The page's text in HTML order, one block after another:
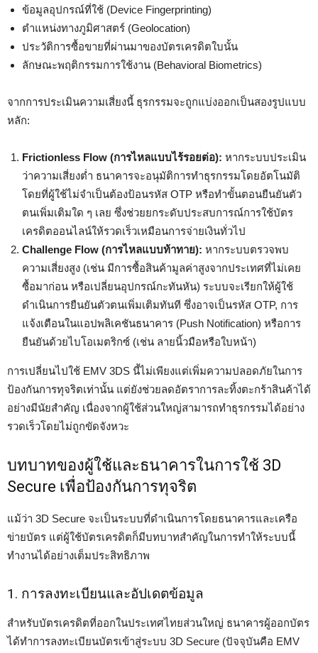
ข้อมูลอุปกรณ์ที่ใช้ (Device Fingerprinting)
ตำแหน่งทางภูมิศาสตร์ (Geolocation)
ประวัติการซื้อขายที่ผ่านมาของบัตรเครดิตใบนั้น
ลักษณะพฤติกรรมการใช้งาน (Behavioral Biometrics)
จากการประเมินความเสี่ยงนี้ ธุรกรรมจะถูกแบ่งออกเป็นสองรูปแบบ
หลัก:
Frictionless Flow (การไหลแบบไร้รอยต่อ): หากระบบประเมิน
ว่าความเสี่ยงต่ำ ธนาคารจะอนุมัติการทำธุรกรรมโดยอัตโนมัติ
โดยที่ผู้ใช้ไม่จำเป็นต้องป้อนรหัส OTP หรือทำขั้นตอนยืนยันตัว
ตนเพิ่มเติมใด ๆ เลย ซึ่งช่วยยกระดับประสบการณ์การใช้บัตร
เครดิตออนไลน์ให้รวดเร็วเหมือนการจ่ายเงินทั่วไป
Challenge Flow (การไหลแบบท้าทาย): หากระบบตรวจพบ
ความเสี่ยงสูง (เช่น มีการซื้อสินค้ามูลค่าสูงจากประเทศที่ไม่เคย
ซื้อมาก่อน หรือเปลี่ยนอุปกรณ์กะทันหัน) ระบบจะเรียกให้ผู้ใช้
ดำเนินการยืนยันตัวตนเพิ่มเติมทันที ซึ่งอาจเป็นรหัส OTP, การ
แจ้งเตือนในแอปพลิเคชันธนาคาร (Push Notification) หรือการ
ยืนยันด้วยไบโอเมตริกซ์ (เช่น ลายนิ้วมือหรือใบหน้า)
การเปลี่ยนไปใช้ EMV 3DS นี้ไม่เพียงแต่เพิ่มความปลอดภัยในการ
ป้องกันการทุจริตเท่านั้น แต่ยังช่วยลดอัตราการละทิ้งตะกร้าสินค้าได้
อย่างมีนัยสำคัญ เนื่องจากผู้ใช้ส่วนใหญ่สามารถทำธุรกรรมได้อย่าง
รวดเร็วโดยไม่ถูกขัดจังหวะ
บทบาทของผู้ใช้และธนาคารในการใช้ 3D
Secure เพื่อป้องกันการทุจริต
แม้ว่า 3D Secure จะเป็นระบบที่ดำเนินการโดยธนาคารและเครือ
ข่ายบัตร แต่ผู้ใช้บัตรเครดิตก็มีบทบาทสำคัญในการทำให้ระบบนี้
ทำงานได้อย่างเต็มประสิทธิภาพ
1. การลงทะเบียนและอัปเดตข้อมูล
สำหรับบัตรเครดิตที่ออกในประเทศไทยส่วนใหญ่ ธนาคารผู้ออกบัตร
ได้ทำการลงทะเบียนบัตรเข้าสู่ระบบ 3D Secure (ปัจจุบันคือ EMV